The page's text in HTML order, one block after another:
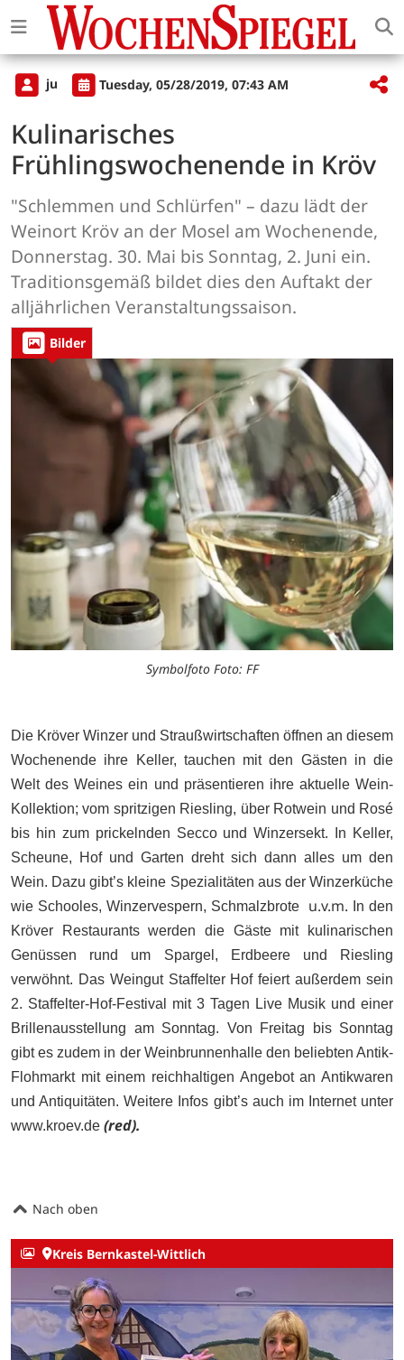
ju Tuesday, 05/28/2019, 07:43 AM
Kulinarisches
Frühlingswochenende in Kröv
"Schlemmen und Schlürfen" – dazu lädt der
Weinort Kröv an der Mosel am Wochenende,
Donnerstag. 30. Mai bis Sonntag, 2. Juni ein.
Traditionsgemäß bildet dies den Auftakt der
alljährlichen Veranstaltungssaison.
Bilder
Symbolfoto Foto: FF
Die Kröver Winzer und Straußwirtschaften öffnen an diesem
Wochenende ihre Keller, tauchen mit den Gästen in die
Welt des Weines ein und präsentieren ihre aktuelle Wein-
Kollektion; vom spritzigen Riesling, über Rotwein und Rosé
bis hin zum prickelnden Secco und Winzersekt.
In Keller,
Scheune, Hof und Garten dreht sich dann alles um den
Wein. Dazu gibt’s kleine Spezialitäten aus der Winzerküche
wie Schooles, Winzervespern, Schmalzbrote u.v.m.
In den
Kröver Restaurants werden die Gäste mit kulinarischen
Genüssen rund um Spargel, Erdbeere und Riesling
verwöhnt. Das Weingut Staffelter Hof feiert außerdem sein
2. Staffelter-Hof-Festival mit 3 Tagen Live Musik und einer
Brillenausstellung am Sonntag. Von Freitag bis Sonntag
gibt es zudem in der Weinbrunnenhalle den beliebten Antik-
Flohmarkt mit einem reichhaltigen Angebot an Antikwaren
und Antiquitäten. Weitere Infos gibt’s auch im Internet unter
www.kroev.de (red).
Nach oben
Kreis Bernkastel-Wittlich